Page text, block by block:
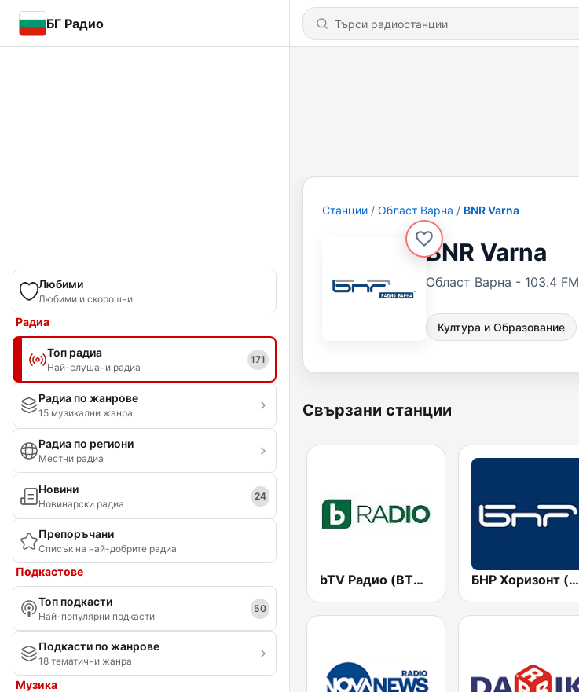
БГ Радио
Любими
Любими и скорошни
Радиа
Топ радиа
Най-слушани радиа
171
Радиа по жанрове
15 музикални жанра
Радиа по региони
Местни радиа
Новини
Новинарски радиа
24
Препоръчани
Списък на най-добрите радиа
Подкастове
Топ подкасти
Най-популярни подкасти
50
Подкасти по жанрове
18 тематични жанра
Музика
Станции Област Варна BNR Varna
BNR Varna
Област Варна - 103.4 FM
Култура и Образование
Свързани станции
bTV Радио (BTV Radio) БНР Хоризонт (BNR Horizont)